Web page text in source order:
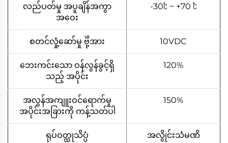
လည်ပတ်မှု အပူချိန်အကွာ
အဝေး
-30℃ ~ +70 ℃
စတင်လှုံ့ဆော်မှု ဗိုဲ့အား 10VDC
ဘေးကင်းသော ဝန်လွန်ခွင့်ရှိ
သည့် အပိုင်း
120%
အလွန်အကျူးဝင်ရောက်မှု
အပိုင်းအခြားကို ကန့်သတ်ပါ
150%
ရုပ်ဝတ္ထုသိပ္ပံ အလွိုင်းသံမဏိ